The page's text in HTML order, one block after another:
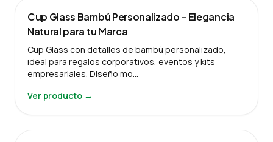
Cup Glass Bambú Personalizado – Elegancia
Natural para tu Marca
Cup Glass con detalles de bambú personalizado,
ideal para regalos corporativos, eventos y kits
empresariales. Diseño mo…
Ver producto →